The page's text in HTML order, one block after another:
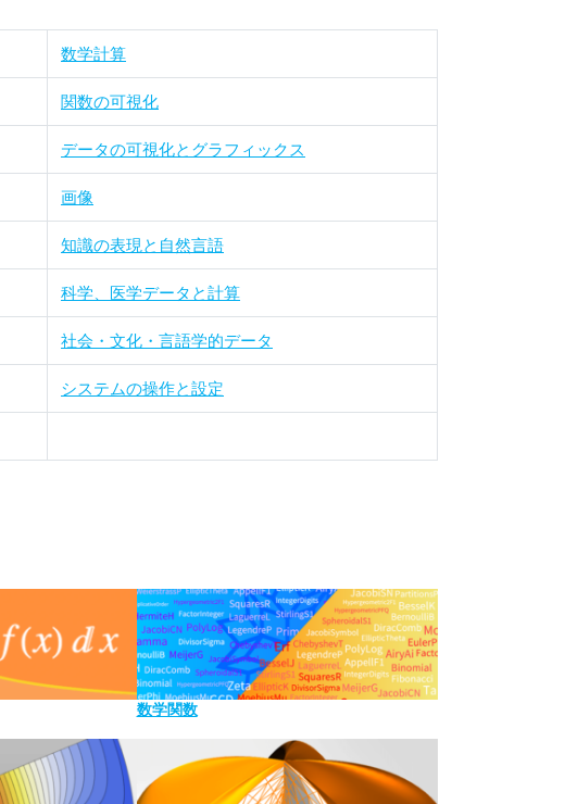
数学計算
関数の可視化
データの可視化とグラフィックス
画像
知識の表現と自然言語
科学、医学データと計算
社会・文化・言語学的データ
システムの操作と設定
数学関数